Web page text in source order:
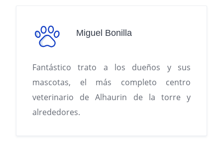
Miguel Bonilla
Fantástico trato a los dueños y sus
mascotas, el más completo centro
veterinario de Alhaurin de la torre y
alrededores.